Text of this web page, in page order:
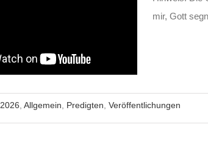
mir, Gott
2026 Allgemein Predigten Veröffentlichungen